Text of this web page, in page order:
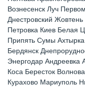
Вознесенск Луч
Днестровский
Петровка Киев Белая
Припять Сумы
Бердянск
Энергодар Андреевка
Коса Бересток
Курахово Мариуполь